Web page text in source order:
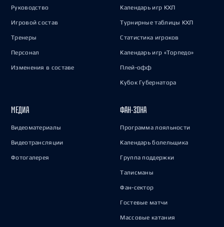
Руководство
Игровой состав
Тренеры
Персонал
Изменения в составе
Календарь игр КХЛ
Турнирные таблицы КХЛ
Статистика игроков
Календарь игр «Торпедо»
Плей-офф
Кубок Губернатора
МЕДИА
Видеоматериалы
Видеотрансляции
Фотогалерея
ФАН-ЗОНА
Программа лояльности
Календарь болельщика
Группа поддержки
Талисманы
Фан-сектор
Гостевые матчи
Массовые катания